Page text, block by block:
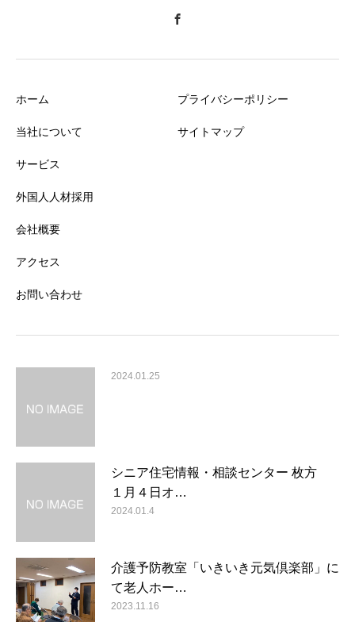
ホーム
当社について
サービス
外国人人材採用
会社概要
アクセス
お問い合わせ
プライバシーポリシー
サイトマップ
2024.01.25
シニア住宅情報・相談センター 枚方
１月４日オ…
2024.01.4
介護予防教室「いきいき元気倶楽部」に
て老人ホー…
2023.11.16